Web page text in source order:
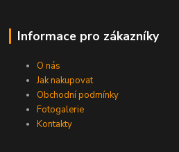
Informace pro zákazníky
O nás
Jak nakupovat
Obchodní podmínky
Fotogalerie
Kontakty